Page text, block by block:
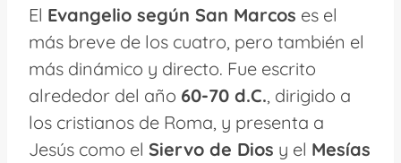
El Evangelio según San Marcos es el
más breve de los cuatro, pero también el
más dinámico y directo. Fue escrito
alrededor del año 60-70 d.C., dirigido a
los cristianos de Roma, y presenta a
Jesús como el Siervo de Dios y el Mesías